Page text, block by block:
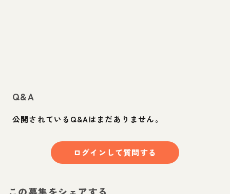
Q&A
公開されているQ&Aはまだありません。
ログインして質問する